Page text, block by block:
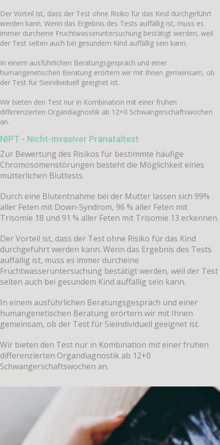
Der Vorteil ist, dass der Test ohne Risiko für das Kind durchgeführt
werden kann. Wenn das Ergebnis des Tests auffällig ist, muss es
immer durcheine Fruchtwasseruntersuchung bestätigt werden, weil
der Test selten auch bei gesundem Kind auffällig sein kann.
In einem ausführlichen Beratungsgespräch und einer
humangenetischen Beratung erörtern wir mit Ihnen gemeinsam, ob
der Test für Sieindividuell geeignet ist.
Wir bieten den Test nur in Kombination mit einer frühen
differenzierten Organdiagnostik ab 12+0 Schwangerschaftswochen
an.
NIPT - Nicht-invasiver Pränataltest
Zur Bewertung des Risikos für bestimmte häufige
Chromosomenstörungen besteht die Möglichkeit eines
mütterlichen Bluttests.
Durch eine Blutentnahme bei der Mutter lassen sich 99%
aller Feten mit Down-Syndrom, 96 % aller Feten mit
Trisomie 18 und 91 % aller Feten mit Trisomie 13 erkennen.
Der Vorteil ist, dass der Test ohne Risiko für das Kind
durchgeführt werden kann. Wenn das Ergebnis des Tests
auffällig ist, muss es immer durcheine
Fruchtwasseruntersuchung bestätigt werden, weil der Test
selten auch bei gesundem Kind auffällig sein kann.
In einem ausführlichen Beratungsgespräch und einer
humangenetischen Beratung erörtern wir mit Ihnen
gemeinsam, ob der Test für Sieindividuell geeignet ist.
Wir bieten den Test nur in Kombination mit einer frühen
differenzierten Organdiagnostik ab 12+0
Schwangerschaftswochen an.